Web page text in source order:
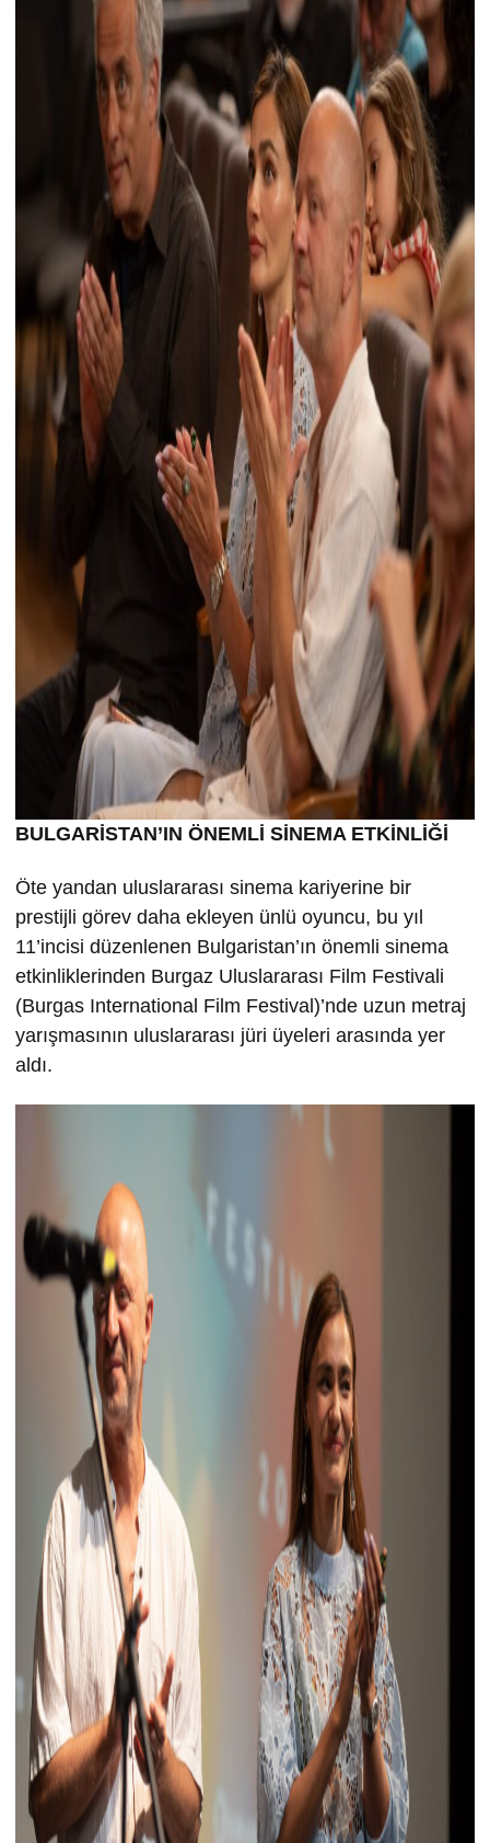
BULGARİSTAN’IN ÖNEMLİ SİNEMA ETKİNLİĞİ
Öte yandan uluslararası sinema kariyerine bir
prestijli görev daha ekleyen ünlü oyuncu, bu yıl
11’incisi düzenlenen Bulgaristan’ın önemli sinema
etkinliklerinden Burgaz Uluslararası Film Festivali
(Burgas International Film Festival)’nde uzun metraj
yarışmasının uluslararası jüri üyeleri arasında yer
aldı.